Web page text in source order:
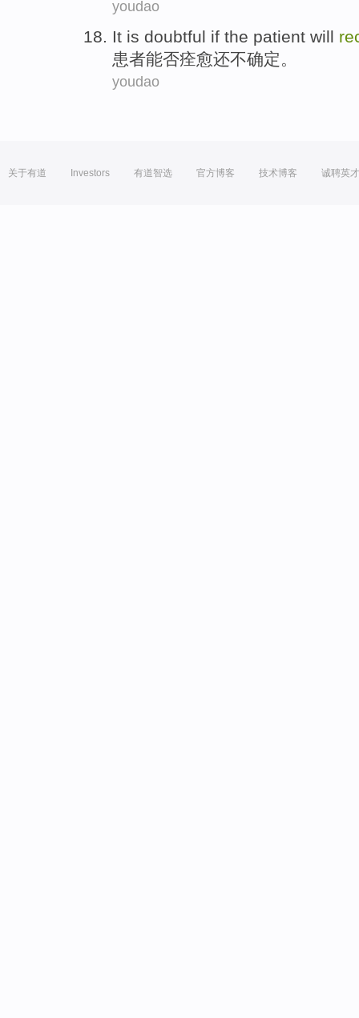
youdao
It is doubtful if the patient will
患者能否痊愈还不确定。
youdao
关于有道 Investors 有道智选 官方博客 技术博客 诚聘英才